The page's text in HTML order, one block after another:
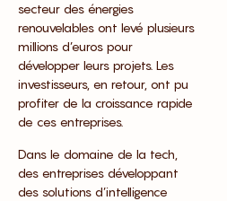
secteur des énergies
renouvelables ont levé plusieurs
millions d’euros pour
développer leurs projets. Les
investisseurs, en retour, ont pu
profiter de la croissance rapide
de ces entreprises.
Dans le domaine de la tech,
des entreprises développant
des solutions d’intelligence